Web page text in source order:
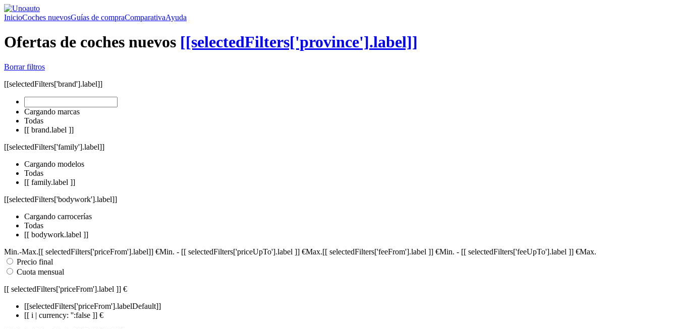
InicioCoches nuevosGuías de compraComparativaAyuda
Ofertas de coches nuevos [[selectedFilters['province'].label]]
Borrar filtros
[[selectedFilters['brand'].label]]
Cargando marcas
Todas
[[ brand.label ]]
[[selectedFilters['family'].label]]
Cargando modelos
Todas
[[ family.label ]]
[[selectedFilters['bodywork'].label]]
Cargando carrocerías
Todas
[[ bodywork.label ]]
Min.-Max.[[ selectedFilters['priceFrom'].label]] €Min. - [[ selectedFilters['priceUpTo'].label ]] €Max.[[ selectedFilters['feeFrom'].label ]] €Min. - [[ selectedFilters['feeUpTo'].label ]] €Max.
Precio final
Cuota mensual
[[ selectedFilters['priceFrom'].label ]] €
[[selectedFilters['priceFrom'].labelDefault]]
[[ i | currency: '':false ]] €